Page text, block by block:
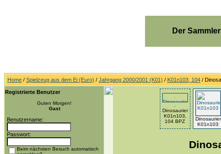
Der
Home / Spielzeug aus dem Ei (Euro) / Jahrgang 2000/2001 (K01) / K01n103, 104 /
Registrierte Benutzer
Guten Morgen!
Gast
Benutzername:
Passwort:
Beim nächsten Besuch automatisch
Dinosaurier
K01n103,
104 BPZ
Dinosaurier
K01n103